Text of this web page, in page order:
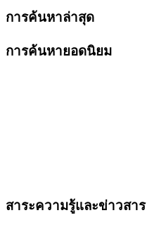
การค้นหาล่าสุด
การค้นหายอดนิยม
สาระความรู้และข่าวสาร